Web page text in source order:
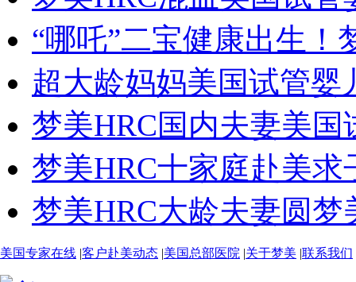
“哪吒”二宝健康出生！
超大龄妈妈美国试管婴
梦美HRC国内夫妻美
梦美HRC十家庭赴美
梦美HRC大龄夫妻圆
美国专家在线 |客户赴美动态 |美国总部医院 |关于梦美 |联系我们